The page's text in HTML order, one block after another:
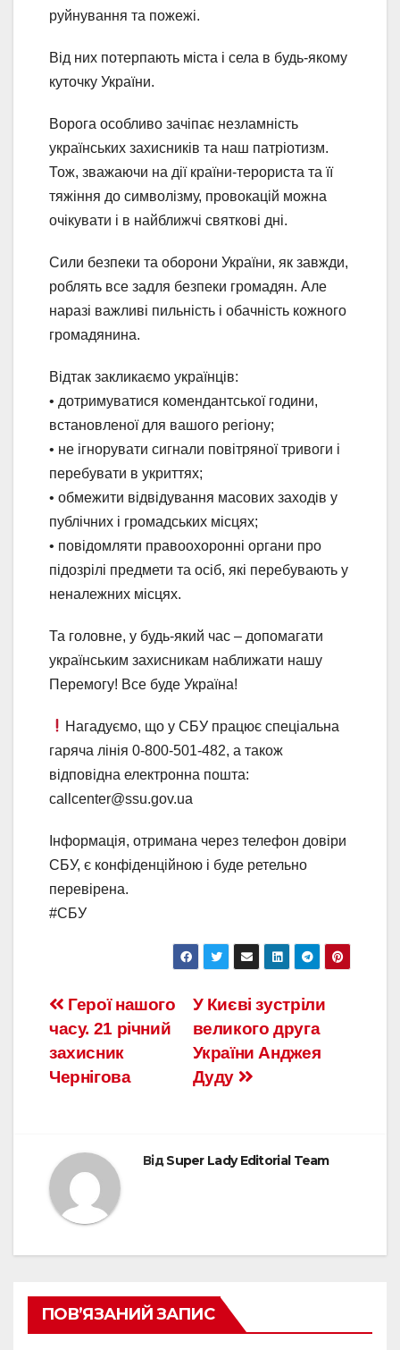
руйнування та пожежі.
Від них потерпають міста і села в будь-якому
куточку України.
Ворога особливо зачіпає незламність
українських захисників та наш патріотизм.
Тож, зважаючи на дії країни-терориста та її
тяжіння до символізму, провокацій можна
очікувати і в найближчі святкові дні.
Сили безпеки та оборони України, як завжди,
роблять все задля безпеки громадян. Але
наразі важливі пильність і обачність кожного
громадянина.
Відтак закликаємо українців:
• дотримуватися комендантської години,
встановленої для вашого регіону;
• не ігнорувати сигнали повітряної тривоги і
перебувати в укриттях;
• обмежити відвідування масових заходів у
публічних і громадських місцях;
• повідомляти правоохоронні органи про
підозрілі предмети та осіб, які перебувають у
неналежних місцях.
Та головне, у будь-який час – допомагати
українським захисникам наближати нашу
Перемогу! Все буде Україна!
Нагадуємо, що у СБУ працює спеціальна
гаряча лінія 0-800-501-482, а також
відповідна електронна пошта:
callcenter@ssu.gov.ua
Інформація, отримана через телефон довіри
СБУ, є конфіденційною і буде ретельно
перевірена.
#СБУ
У Києві зустріли
великого друга
України Анджея
Дуду
Герої нашого
часу. 21 річний
захисник
Чернігова
ВідSuper Lady Editorial Team
ПОВ’ЯЗАНИЙ ЗАПИС